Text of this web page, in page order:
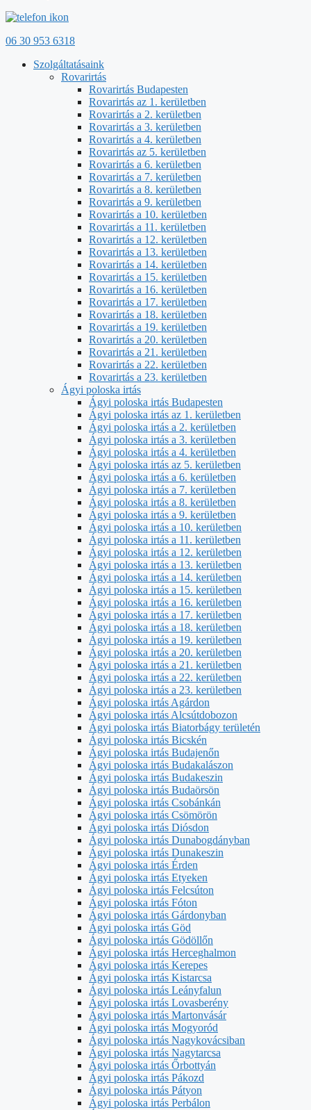
06 30 953 6318
Szolgáltatásaink
Rovarirtás
Rovarirtás Budapesten
Rovarirtás az 1. kerületben
Rovarirtás a 2. kerületben
Rovarirtás a 3. kerületben
Rovarirtás a 4. kerületben
Rovarirtás az 5. kerületben
Rovarirtás a 6. kerületben
Rovarirtás a 7. kerületben
Rovarirtás a 8. kerületben
Rovarirtás a 9. kerületben
Rovarirtás a 10. kerületben
Rovarirtás a 11. kerületben
Rovarirtás a 12. kerületben
Rovarirtás a 13. kerületben
Rovarirtás a 14. kerületben
Rovarirtás a 15. kerületben
Rovarirtás a 16. kerületben
Rovarirtás a 17. kerületben
Rovarirtás a 18. kerületben
Rovarirtás a 19. kerületben
Rovarirtás a 20. kerületben
Rovarirtás a 21. kerületben
Rovarirtás a 22. kerületben
Rovarirtás a 23. kerületben
Ágyi poloska irtás
Ágyi poloska irtás Budapesten
Ágyi poloska irtás az 1. kerületben
Ágyi poloska irtás a 2. kerületben
Ágyi poloska irtás a 3. kerületben
Ágyi poloska irtás a 4. kerületben
Ágyi poloska irtás az 5. kerületben
Ágyi poloska irtás a 6. kerületben
Ágyi poloska irtás a 7. kerületben
Ágyi poloska irtás a 8. kerületben
Ágyi poloska irtás a 9. kerületben
Ágyi poloska irtás a 10. kerületben
Ágyi poloska irtás a 11. kerületben
Ágyi poloska irtás a 12. kerületben
Ágyi poloska irtás a 13. kerületben
Ágyi poloska irtás a 14. kerületben
Ágyi poloska irtás a 15. kerületben
Ágyi poloska irtás a 16. kerületben
Ágyi poloska irtás a 17. kerületben
Ágyi poloska irtás a 18. kerületben
Ágyi poloska irtás a 19. kerületben
Ágyi poloska irtás a 20. kerületben
Ágyi poloska irtás a 21. kerületben
Ágyi poloska irtás a 22. kerületben
Ágyi poloska irtás a 23. kerületben
Ágyi poloska irtás Agárdon
Ágyi poloska irtás Alcsútdobozon
Ágyi poloska irtás Biatorbágy területén
Ágyi poloska irtás Bicskén
Ágyi poloska irtás Budajenőn
Ágyi poloska irtás Budakalászon
Ágyi poloska irtás Budakeszin
Ágyi poloska irtás Budaörsön
Ágyi poloska irtás Csobánkán
Ágyi poloska irtás Csömörön
Ágyi poloska irtás Diósdon
Ágyi poloska irtás Dunabogdányban
Ágyi poloska irtás Dunakeszin
Ágyi poloska irtás Érden
Ágyi poloska irtás Etyeken
Ágyi poloska irtás Felcsúton
Ágyi poloska irtás Fóton
Ágyi poloska irtás Gárdonyban
Ágyi poloska irtás Göd
Ágyi poloska irtás Gödöllőn
Ágyi poloska irtás Herceghalmon
Ágyi poloska irtás Kerepes
Ágyi poloska irtás Kistarcsa
Ágyi poloska irtás Leányfalun
Ágyi poloska irtás Lovasberény
Ágyi poloska irtás Martonvásár
Ágyi poloska irtás Mogyoród
Ágyi poloska irtás Nagykovácsiban
Ágyi poloska irtás Nagytarcsa
Ágyi poloska irtás Őrbottyán
Ágyi poloska irtás Pákozd
Ágyi poloska irtás Pátyon
Ágyi poloska irtás Perbálon